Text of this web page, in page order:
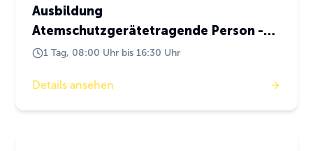
Ausbildung
Atemschutzgerätetragende Person -
isolierend-
1 Tag, 08:00 Uhr bis 16:30 Uhr
Details ansehen